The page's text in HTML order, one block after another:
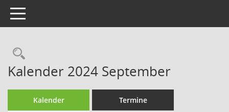
Toggle navigation
Rechercheauswahl
Kalender 2024 September
Kalender Termine